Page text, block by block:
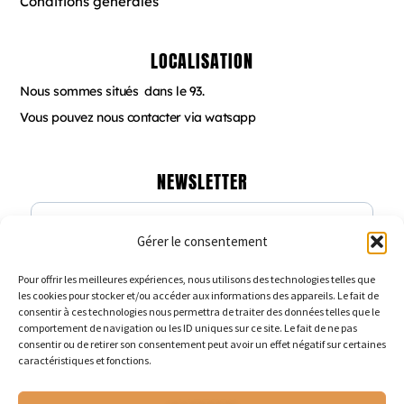
Gérer le consentement
Pour offrir les meilleures expériences, nous utilisons des technologies telles que
les cookies pour stocker et/ou accéder aux informations des appareils. Le fait de
consentir à ces technologies nous permettra de traiter des données telles que le
comportement de navigation ou les ID uniques sur ce site. Le fait de ne pas
consentir ou de retirer son consentement peut avoir un effet négatif sur certaines
caractéristiques et fonctions.
LOCALISATION
Nous sommes situés dans le 93.
Vous pouvez nous contacter via watsapp
NEWSLETTER
Veuillez renseigner votre adresse email
pour vous inscrire
Veuillez renseigner votre adresse email pour vous inscrire.